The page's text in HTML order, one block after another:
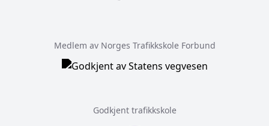
Medlem av Norges Trafikkskole Forbund
Godkjent trafikkskole